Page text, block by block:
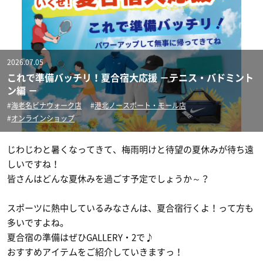
ソフトテニスラケット
バドミントンラケット
ジュニア用ラケット
硬式テニス用
ソフトテニス用
バドミントン用
シューズ
オールコート用シューズ
オムニ・クレー用シューズ
カーペット用シューズ
オムニ用シューズ
クレー用シューズ
ジュニアシューズ
ウェアー
ユニセックス
レディース
ソックス
ジュニア
ボール
硬式テニスボール
ソフトテニスボール
シャトル
アクセサリー・グッズ
リュックサック・その他バッグ
グリップテープ
インナーシャツ
インナーパンツ・タイツ
サプリメント
アミノ酸
サポーター
グリップ 振動止め
2026.07.05
これで準備バッチリ！夏合宿大応援 －テニス・バドミント
ン編 －
海老名ビナウォーク店
港北ノースポート・モール店
オンラインショップ
じわじわと暑くなってきて、梅雨明けと待望の夏休みが待ち遠
しいですね！
皆さんはどんな夏休みを過ごす予定でしょうか～？
スポーツに熱中しているみなさんは、夏合宿行くよ！って方も
多いですよね。
夏合宿の準備はぜひGALLERY・2で♪
おすすめアイテムをご紹介していきますっ！